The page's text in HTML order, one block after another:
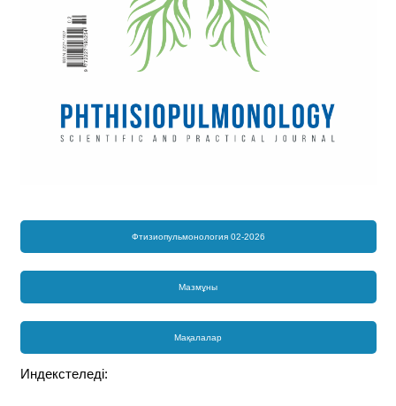
Фтизиопульмонология 02-2026
Мазмұны
Мақалалар
Индекстеледі: